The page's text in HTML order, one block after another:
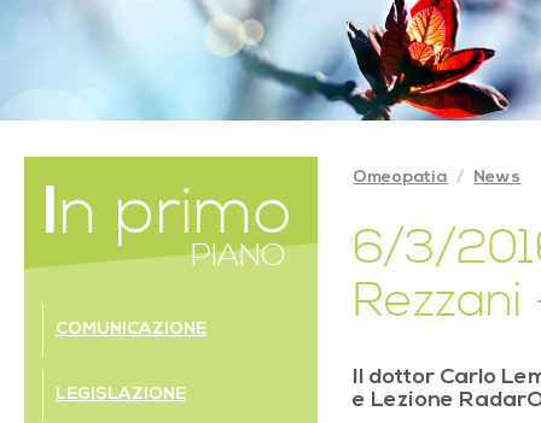
Omeopatia News
6/3/
Rezzani
Il dottor Carlo
e Lezione
In primo
PIANO
COMUNICAZIONE
LEGISLAZIONE